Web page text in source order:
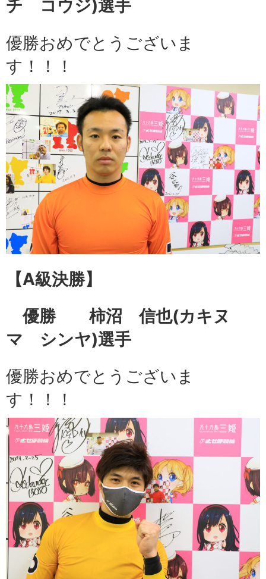
チ コウジ)選手
優勝おめでとうございま
す！！！
【A級決勝】
優勝 柿沼 信也(カキヌ
マ シンヤ)選手
優勝おめでとうございま
す！！！